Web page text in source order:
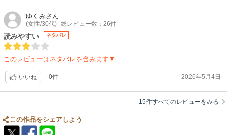
ゆくみさん
(女性/30代) 総レビュー数：26件
読みやすい ネタバレ
このレビューはネタバレを含みます▼
いいね 0件 2026年5月4日
15件すべてのレビューをみる
この作品をシェアしよう